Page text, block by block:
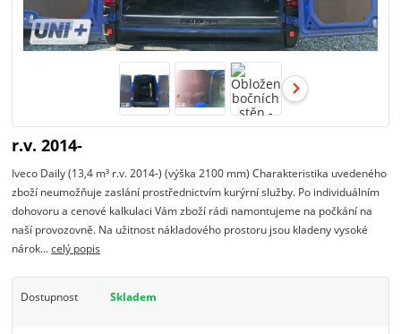
r.v. 2014-
Iveco Daily (13,4 m³ r.v. 2014-) (výška 2100 mm) Charakteristika uvedeného
zboží neumožňuje zaslání prostřednictvím kurýrní služby. Po individuálním
dohovoru a cenové kalkulaci Vám zboží rádi namontujeme na počkání na
naší provozovně. Na užitnost nákladového prostoru jsou kladeny vysoké
nárok...celý popis
Dostupnost Skladem